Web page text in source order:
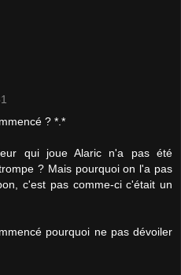
? *.*
qui joue Alaric n'a pas été
? Mais pourquoi on l'a pas
c'est pas comme-ci c'était un
pourquoi ne pas dévoiler